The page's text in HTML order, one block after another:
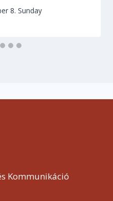
8. Sunday
Kommunikáció